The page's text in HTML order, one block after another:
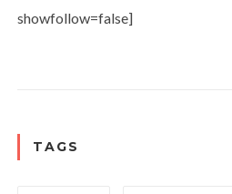
showfollow=false]
TAGS